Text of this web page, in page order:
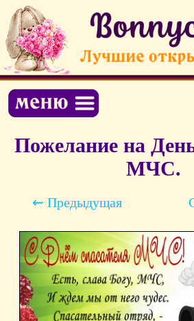
Пожелание на
МЧС.
⇜ Предыдущая